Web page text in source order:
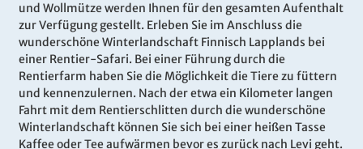
und Wollmütze werden Ihnen für den gesamten Aufenthalt
zur Verfügung gestellt. Erleben Sie im Anschluss die
wunderschöne Winterlandschaft Finnisch Lapplands bei
einer Rentier-Safari. Bei einer Führung durch die
Rentierfarm haben Sie die Möglichkeit die Tiere zu füttern
und kennenzulernen. Nach der etwa ein Kilometer langen
Fahrt mit dem Rentierschlitten durch die wunderschöne
Winterlandschaft können Sie sich bei einer heißen Tasse
Kaffee oder Tee aufwärmen bevor es zurück nach Levi geht.